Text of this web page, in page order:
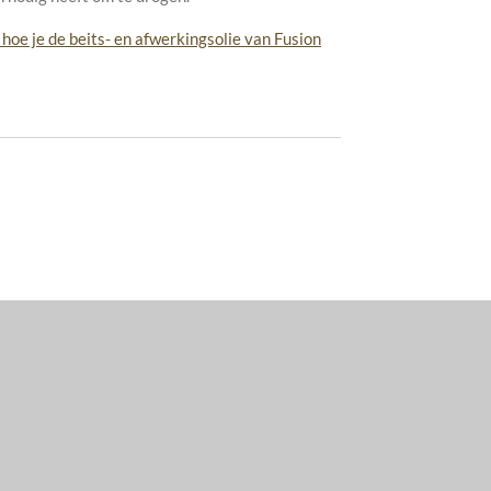
je de beits- en afwerkingsolie van Fusion